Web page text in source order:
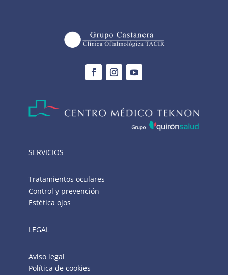
SERVICIOS
Tratamientos oculares
Control y prevención
Estética ojos
LEGAL
Aviso legal
Política de cookies